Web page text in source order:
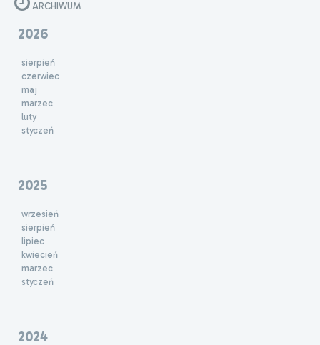
ARCHIWUM
2026
sierpień
czerwiec
maj
marzec
luty
styczeń
2025
wrzesień
sierpień
lipiec
kwiecień
marzec
styczeń
2024